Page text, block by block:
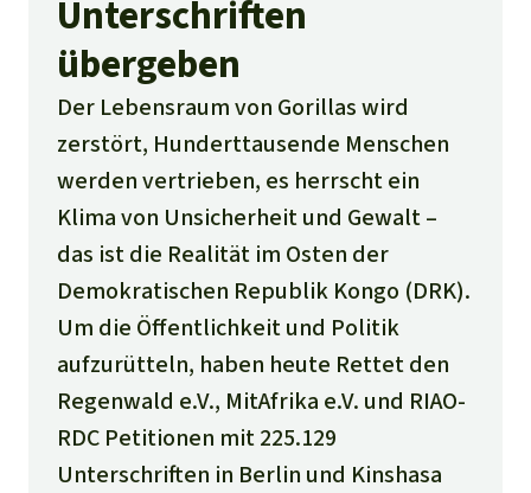
Unterschriften
übergeben
Der Lebensraum von Gorillas wird
zerstört, Hunderttausende Menschen
werden vertrieben, es herrscht ein
Klima von Unsicherheit und Gewalt –
das ist die Realität im Osten der
Demokratischen Republik Kongo (DRK).
Um die Öffentlichkeit und Politik
aufzurütteln, haben heute Rettet den
Regenwald e.V., MitAfrika e.V. und RIAO-
RDC Petitionen mit 225.129
Unterschriften in Berlin und Kinshasa